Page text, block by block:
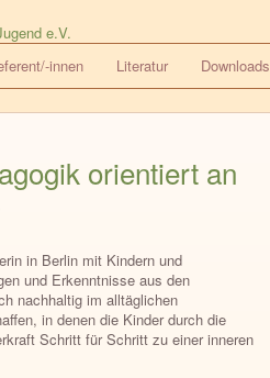
innen Literatur Downloads
orientiert an
in Berlin mit Kindern und
und Erkenntnisse aus den
nachhaltig im alltäglichen
in denen die Kinder durch die
Schritt für Schritt zu einer inneren